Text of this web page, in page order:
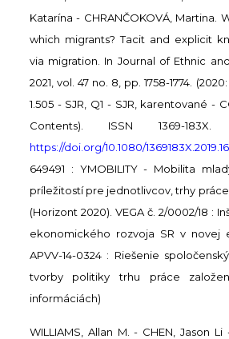
Katarína - CHRANČOKOVÁ, Martina.
which migrants? Tacit and explicit
via migration. In Journal of Ethnic
2021, vol. 47 no. 8, pp. 1758-1774.
1.505 - SJR, Q1 - SJR, karentované -
Contents). ISSN 1369-
https://doi.org/10.1080/
649491 : YMOBILITY - Mobilita
príležitostí pre jednotlivcov, trhy
(Horizont 2020). VEGA č. 2/0002/18 :
ekonomického rozvoja SR v novej
APVV-14-0324 : Riešenie
tvorby politiky trhu práce
informáciách)
WILLIAMS, Allan M. - CHEN, Jason Li